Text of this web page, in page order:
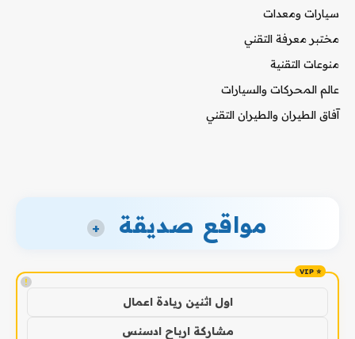
سيارات ومعدات
مختبر معرفة التقني
منوعات التقنية
عالم المحركات والسيارات
آفاق الطيران والطيران التقني
مواقع صديقة +
!
اول اثنين ريادة اعمال
مشاركة ارباح ادسنس